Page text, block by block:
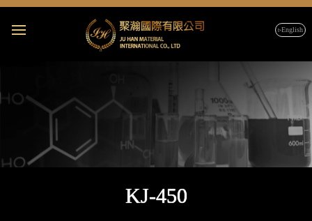
▹English
KJ-450